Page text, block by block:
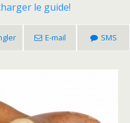
le guide!
E-mail SMS